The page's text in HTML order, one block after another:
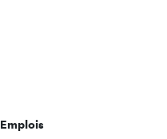
Emplois